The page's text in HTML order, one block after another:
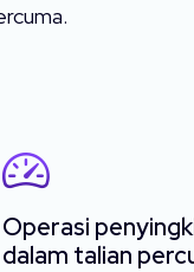
Operasi
dalam talian